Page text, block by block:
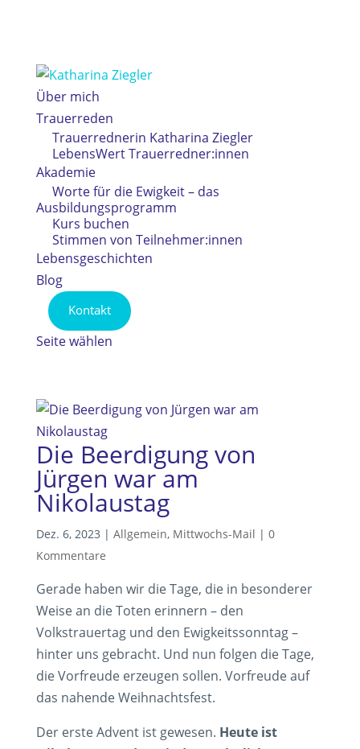
Über mich
Trauerreden
Trauerrednerin Katharina Ziegler
LebensWert Trauerredner:innen
Akademie
Worte für die Ewigkeit – das
Ausbildungsprogramm
Kurs buchen
Stimmen von Teilnehmer:innen
Lebensgeschichten
Blog
Kontakt
Seite wählen
Die Beerdigung von
Jürgen war am
Nikolaustag
Dez. 6, 2023 | Allgemein, Mittwochs-Mail | 0
Kommentare
Gerade haben wir die Tage, die in besonderer
Weise an die Toten erinnern – den
Volkstrauertag und den Ewigkeitssonntag –
hinter uns gebracht. Und nun folgen die Tage,
die Vorfreude erzeugen sollen. Vorfreude auf
das nahende Weihnachtsfest.
Der erste Advent ist gewesen. Heute ist